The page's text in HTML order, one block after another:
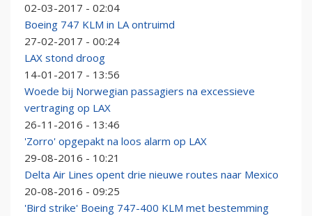
02-03-2017 - 02:04
Boeing 747 KLM in LA ontruimd
27-02-2017 - 00:24
LAX stond droog
14-01-2017 - 13:56
Woede bij Norwegian passagiers na excessieve
vertraging op LAX
26-11-2016 - 13:46
'Zorro' opgepakt na loos alarm op LAX
29-08-2016 - 10:21
Delta Air Lines opent drie nieuwe routes naar Mexico
20-08-2016 - 09:25
'Bird strike' Boeing 747-400 KLM met bestemming